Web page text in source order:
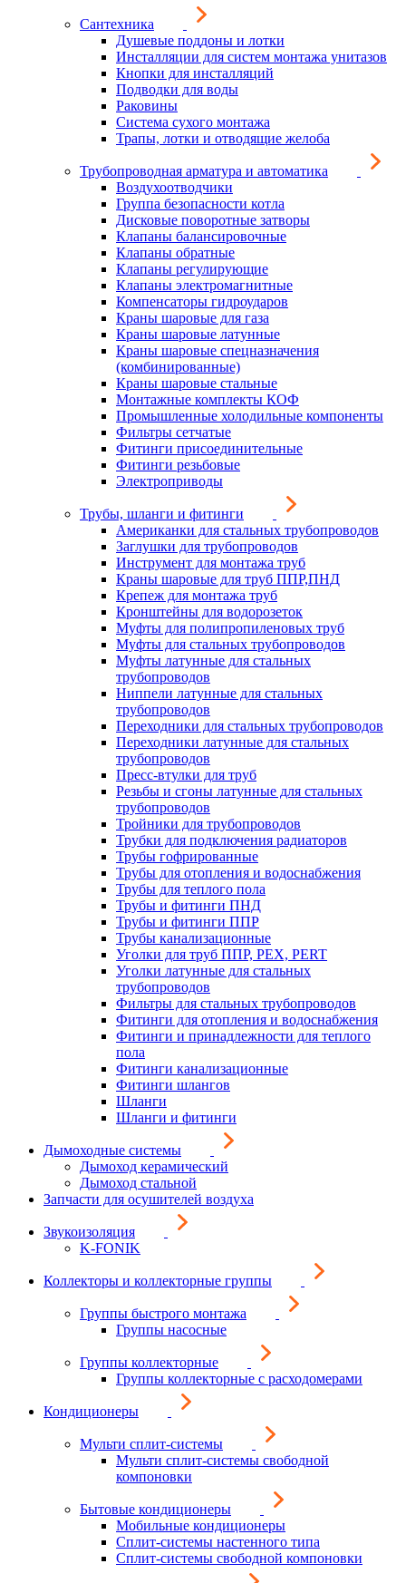
Сантехника
Душевые поддоны и лотки
Инсталляции для систем монтажа унитазов
Кнопки для инсталляций
Подводки для воды
Раковины
Система сухого монтажа
Трапы, лотки и отводящие желоба
Трубопроводная арматура и автоматика
Воздухоотводчики
Группа безопасности котла
Дисковые поворотные затворы
Клапаны балансировочные
Клапаны обратные
Клапаны регулирующие
Клапаны электромагнитные
Компенсаторы гидроударов
Краны шаровые для газа
Краны шаровые латунные
Краны шаровые спецназначения
(комбинированные)
Краны шаровые стальные
Монтажные комплекты КОФ
Промышленные холодильные компоненты
Фильтры сетчатые
Фитинги присоединительные
Фитинги резьбовые
Электроприводы
Трубы, шланги и фитинги
Американки для стальных трубопроводов
Заглушки для трубопроводов
Инструмент для монтажа труб
Краны шаровые для труб ППР,ПНД
Крепеж для монтажа труб
Кронштейны для водорозеток
Муфты для полипропиленовых труб
Муфты для стальных трубопроводов
Муфты латунные для стальных
трубопроводов
Ниппели латунные для стальных
трубопроводов
Переходники для стальных трубопроводов
Переходники латунные для стальных
трубопроводов
Пресс-втулки для труб
Резьбы и сгоны латунные для стальных
трубопроводов
Тройники для трубопроводов
Трубки для подключения радиаторов
Трубы гофрированные
Трубы для отопления и водоснабжения
Трубы для теплого пола
Трубы и фитинги ПНД
Трубы и фитинги ППР
Трубы канализационные
Уголки для труб ППР, PEX, PERT
Уголки латунные для стальных
трубопроводов
Фильтры для стальных трубопроводов
Фитинги для отопления и водоснабжения
Фитинги и принадлежности для теплого
пола
Фитинги канализационные
Фитинги шлангов
Шланги
Шланги и фитинги
Дымоходные системы
Дымоход керамический
Дымоход стальной
Запчасти для осушителей воздуха
Звукоизоляция
K-FONIK
Коллекторы и коллекторные группы
Группы быстрого монтажа
Группы насосные
Группы коллекторные
Группы коллекторные с расходомерами
Кондиционеры
Мульти сплит-системы
Мульти сплит-системы свободной
компоновки
Бытовые кондиционеры
Мобильные кондиционеры
Сплит-системы настенного типа
Сплит-системы свободной компоновки